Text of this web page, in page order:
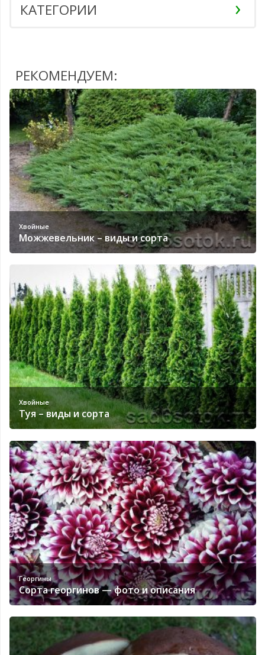
КАТЕГОРИИ
РЕКОМЕНДУЕМ:
Хвойные
Можжевельник – виды и сорта
Хвойные
Туя – виды и сорта
Георгины
Сорта георгинов — фото и описания